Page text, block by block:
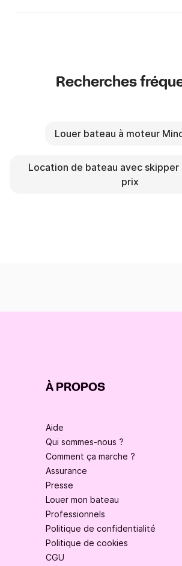
Recherches
Louer bateau à moteur
Location de bateau avec skipper
prix
À PROPOS
Aide
Qui sommes-nous ?
Comment ça marche ?
Assurance
Presse
Louer mon bateau
Professionnels
Politique de confidentialité
Politique de cookies
CGU